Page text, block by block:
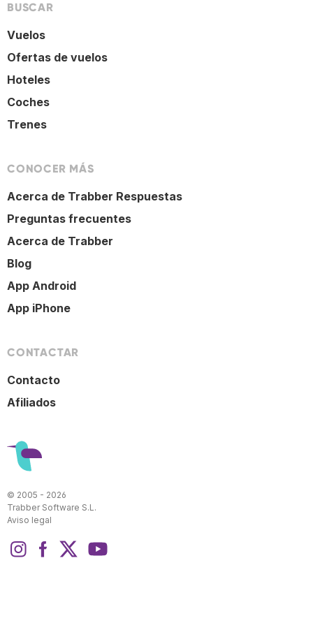
BUSCAR
Vuelos
Ofertas de vuelos
Hoteles
Coches
Trenes
CONOCER MÁS
Acerca de Trabber Respuestas
Preguntas frecuentes
Acerca de Trabber
Blog
App Android
App iPhone
CONTACTAR
Contacto
Afiliados
© 2005 - 2026
Trabber Software S.L.
Aviso legal